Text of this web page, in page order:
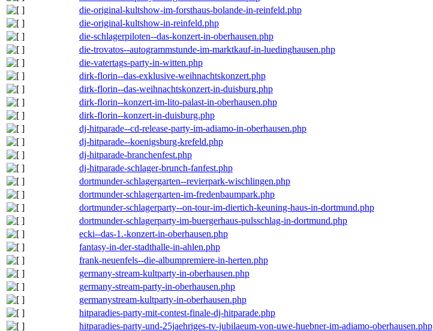
die-original-kultshow-im-forsthaus-bolande-in-reinfeld.php
die-original-kultshow-in-reinfeld.php
die-schlagerpiloten--das-konzert-in-oberhausen.php
die-trovatos--autogrammstunde-im-marktkauf-in-luedinghausen.php
die-vatertags-party-in-witten.php
dirk-florin--das-exklusive-weihnachtskonzert.php
dirk-florin--das-weihnachtskonzert-in-duisburg.php
dirk-florin--konzert-im-lito-palast-in-oberhausen.php
dirk-florin--konzert-in-duisburg.php
dj-hitparade--cd-release-party-im-adiamo-in-oberhausen.php
dj-hitparade--koenigsburg-krefeld.php
dj-hitparade-branchenfest.php
dj-hitparade-schlager-brunch-fanfest.php
dortmunder-schlagergarten--revierpark-wischlingen.php
dortmunder-schlagergarten-im-fredenbaumpark.php
dortmunder-schlagerparty--on-tour-im-diertich-keuning-haus-in-dortmund.php
dortmunder-schlagerparty-im-buergerhaus-pulsschlag-in-dortmund.php
ecki--das-1.-konzert-in-oberhausen.php
fantasy-in-der-stadthalle-in-ahlen.php
frank-neuenfels--die-albumpremiere-in-herten.php
germany-stream-kultparty-in-oberhausen.php
germany-stream-party-in-oberhausen.php
germanystream-kultparty-in-oberhausen.php
hitparadies-party-mit-contest-finale-dj-hitparade.php
hitparadies-party-und-25jaehriges-tv-jubilaeum-von-uwe-huebner-im-adiamo-oberhausen.php